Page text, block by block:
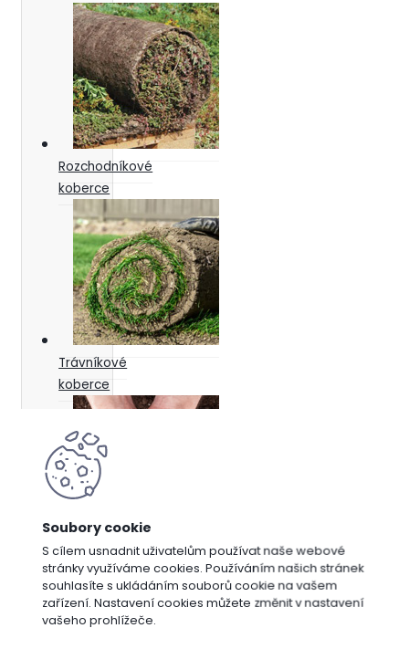
S cílem usnadnit uživatelům používat naše webové
stránky využíváme cookies. Používáním našich stránek
souhlasíte s ukládáním souborů cookie na vašem
zařízení. Nastavení cookies můžete změnit v nastavení
vašeho prohlížeče.
Rozchodníkové
koberce
Trávníkové
koberce
Trávníkové
substráty